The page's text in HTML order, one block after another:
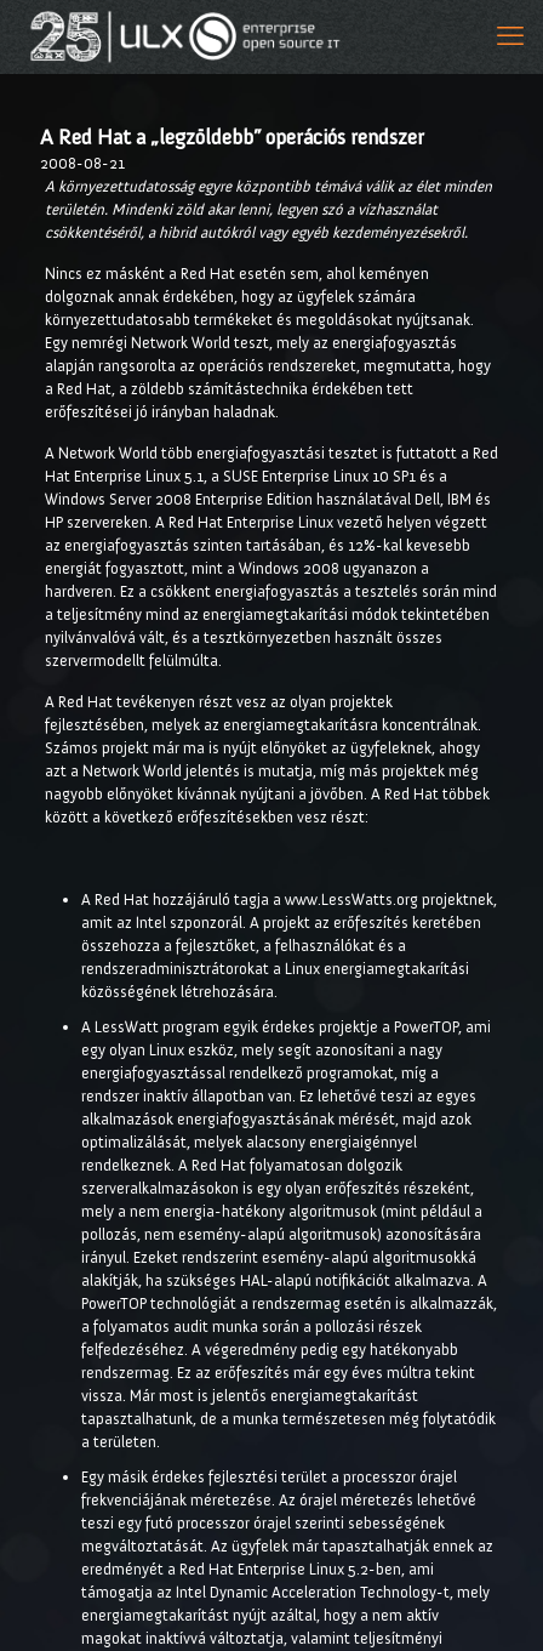
A Red Hat a „legzöldebb” operációs rendszer
2008-08-21
A környezettudatosság egyre központibb témává válik az élet minden
területén. Mindenki zöld akar lenni, legyen szó a vízhasználat
csökkentéséről, a hibrid autókról vagy egyéb kezdeményezésekről.
Nincs ez másként a Red Hat esetén sem, ahol keményen
dolgoznak annak érdekében, hogy az ügyfelek számára
környezettudatosabb termékeket és megoldásokat nyújtsanak.
Egy nemrégi Network World teszt, mely az energiafogyasztás
alapján rangsorolta az operációs rendszereket, megmutatta, hogy
a Red Hat, a zöldebb számítástechnika érdekében tett
erőfeszítései jó irányban haladnak.
A Network World több energiafogyasztási tesztet is futtatott a Red
Hat Enterprise Linux 5.1, a SUSE Enterprise Linux 10 SP1 és a
Windows Server 2008 Enterprise Edition használatával Dell, IBM és
HP szervereken. A Red Hat Enterprise Linux vezető helyen végzett
az energiafogyasztás szinten tartásában, és 12%-kal kevesebb
energiát fogyasztott, mint a Windows 2008 ugyanazon a
hardveren. Ez a csökkent energiafogyasztás a tesztelés során mind
a teljesítmény mind az energiamegtakarítási módok tekintetében
nyilvánvalóvá vált, és a tesztkörnyezetben használt összes
szervermodellt felülmúlta.
A Red Hat tevékenyen részt vesz az olyan projektek
fejlesztésében, melyek az energiamegtakarításra koncentrálnak.
Számos projekt már ma is nyújt előnyöket az ügyfeleknek, ahogy
azt a Network World jelentés is mutatja, míg más projektek még
nagyobb előnyöket kívánnak nyújtani a jövőben. A Red Hat többek
között a következő erőfeszítésekben vesz részt:
A Red Hat hozzájáruló tagja a www.LessWatts.org projektnek,
amit az Intel szponzorál. A projekt az erőfeszítés keretében
összehozza a fejlesztőket, a felhasználókat és a
rendszeradminisztrátorokat a Linux energiamegtakarítási
közösségének létrehozására.
A LessWatt program egyik érdekes projektje a PowerTOP, ami
egy olyan Linux eszköz, mely segít azonosítani a nagy
energiafogyasztással rendelkező programokat, míg a
rendszer inaktív állapotban van. Ez lehetővé teszi az egyes
alkalmazások energiafogyasztásának mérését, majd azok
optimalizálását, melyek alacsony energiaigénnyel
rendelkeznek. A Red Hat folyamatosan dolgozik
szerveralkalmazásokon is egy olyan erőfeszítés részeként,
mely a nem energia-hatékony algoritmusok (mint például a
pollozás, nem esemény-alapú algoritmusok) azonosítására
irányul. Ezeket rendszerint esemény-alapú algoritmusokká
alakítják, ha szükséges HAL-alapú notifikációt alkalmazva. A
PowerTOP technológiát a rendszermag esetén is alkalmazzák,
a folyamatos audit munka során a pollozási részek
felfedezéséhez. A végeredmény pedig egy hatékonyabb
rendszermag. Ez az erőfeszítés már egy éves múltra tekint
vissza. Már most is jelentős energiamegtakarítást
tapasztalhatunk, de a munka természetesen még folytatódik
a területen.
Egy másik érdekes fejlesztési terület a processzor órajel
frekvenciájának méretezése. Az órajel méretezés lehetővé
teszi egy futó processzor órajel szerinti sebességének
megváltoztatását. Az ügyfelek már tapasztalhatják ennek az
eredményét a Red Hat Enterprise Linux 5.2-ben, ami
támogatja az Intel Dynamic Acceleration Technology-t, mely
energiamegtakarítást nyújt azáltal, hogy a nem aktív
magokat inaktívvá változtatja, valamint teljesítményi